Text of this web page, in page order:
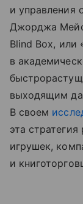
и управления
Джорджа
Blind Box, или
в
выходящим
В своем
эта
игрушек,
и